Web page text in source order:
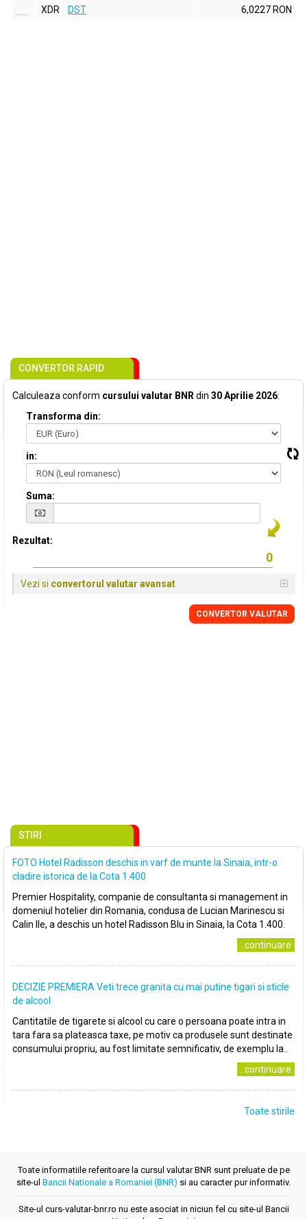
XDR
DST 6,0227 RON
CONVERTOR RAPID
Calculeaza conform cursului valutar BNR din 30 Aprilie 2026:
Transforma din:
in:
Suma:
Rezultat:
Vezi si convertorul valutar avansat
CONVERTOR VALUTAR
STIRI
FOTO Hotel Radisson deschis in varf de munte la Sinaia, intr-o
cladire istorica de la Cota 1.400
Premier Hospitality, companie de consultanta si management in
domeniul hotelier din Romania, condusa de Lucian Marinescu si
Calin Ile, a deschis un hotel Radisson Blu in Sinaia, la Cota 1.400.
..continuare
DECIZIE PREMIERA Veti trece granita cu mai putine tigari si sticle
de alcool
Cantitatile de tigarete si alcool cu care o persoana poate intra in
tara fara sa plateasca taxe, pe motiv ca produsele sunt destinate
consumului propriu, au fost limitate semnificativ, de exemplu la..
..continuare
Toate stirile
Toate informatiile referitoare la cursul valutar BNR sunt preluate de pe
site-ul Bancii Nationale a Romaniei (BNR) si au caracter pur informativ.
Site-ul curs-valutar-bnr.ro nu este asociat in niciun fel cu site-ul Bancii